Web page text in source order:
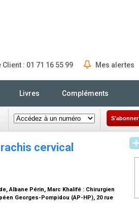
: 01 71 16 55 99 Mes alertes
Livres Compléments
S'abonner
cervical
, Albane Périn, Marc Khalifé : Chirurgien
Georges-Pompidou (AP-HP), 20 rue